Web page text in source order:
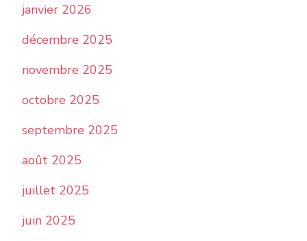
janvier 2026
décembre 2025
novembre 2025
octobre 2025
septembre 2025
août 2025
juillet 2025
juin 2025